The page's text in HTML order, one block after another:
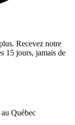
Recevez notre
15 jours, jamais de